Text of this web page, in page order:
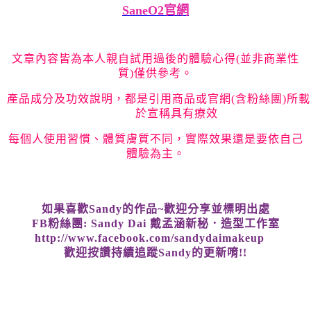
SaneO2官網
文章內容皆為本人親自試用過後的體驗心得(並非商業性
質)僅供參考。
產品成分及功效說明，都是引用商品或官網(含粉絲團)所
於宣稱具有療效
每個人使用習慣、體質膚質不同，實際效果還是要依自己
體驗為主。
如果喜歡Sandy的作品~歡迎分享並標明出處
FB粉絲團 : Sandy Dai 戴孟涵新秘．造型工作室
http://www.facebook.com/sandydaimakeup
歡迎按讚持續追蹤Sandy的更新唷!!